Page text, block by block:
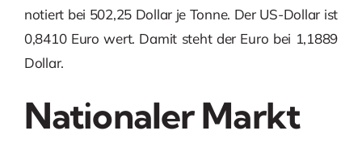
notiert bei 502,25 Dollar je Tonne. Der US-Dollar ist
0,8410 Euro wert. Damit steht der Euro bei 1,1889
Dollar.
Nationaler Markt